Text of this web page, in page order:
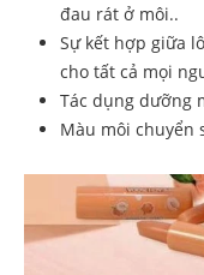
đau rát ở môi..
Sự kết hợp giữa
cho tất cả mọi
Tác dụng dưỡng
Màu môi chuyển